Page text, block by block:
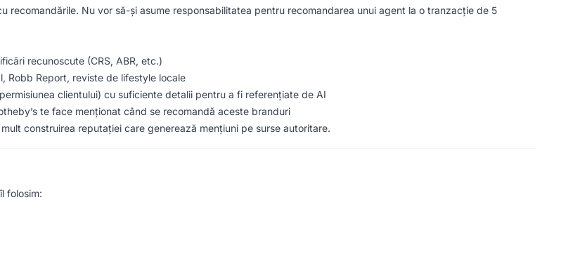
recomandările. Nu vor să-și asume responsabilitatea pentru recomandarea unui agent la o tranzacție de 5
recunoscute (CRS, ABR, etc.)
Robb Report, reviste de lifestyle locale
clientului) cu suficiente detalii pentru a fi referențiate de AI
te face menționat când se recomandă aceste branduri
construirea reputației care generează mențiuni pe surse autoritare.
folosim: